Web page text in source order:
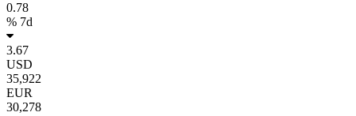
0.78
% 7d
3.67
USD
35,922
EUR
30,278